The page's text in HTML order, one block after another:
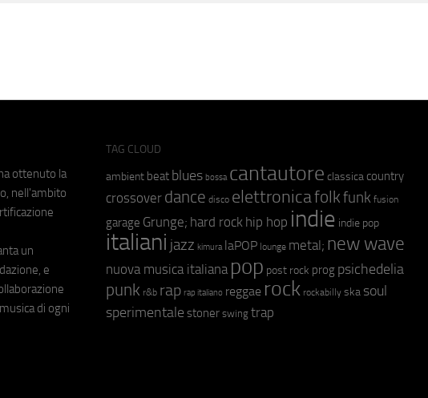
ottenuto la
nell'ambito
un
e
di ogni
TAG CLOUD
ambient beat blues bossa cantautore classica country
crossover dance disco elettronicafolkfunk fusion
garage Grunge; hard rock hip hop indie indie pop
italiani jazz kimura laPOP lounge metal; new wave
nuova musica italiana pop post rock prog psichedelia
punk r&b rap rap italiano reggae rock rockabilly ska soul
sperimentale stoner swing trap